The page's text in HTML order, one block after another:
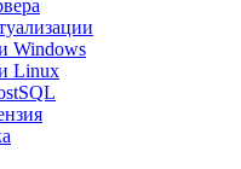
Windows
Linux